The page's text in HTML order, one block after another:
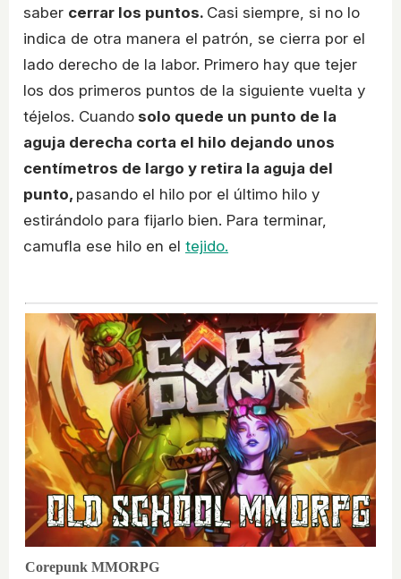
saber cerrar los puntos. Casi siempre, si no lo
indica de otra manera el patrón, se cierra por el
lado derecho de la labor. Primero hay que tejer
los dos primeros puntos de la siguiente vuelta y
téjelos. Cuando solo quede un punto de la
aguja derecha corta el hilo dejando unos
centímetros de largo y retira la aguja del
punto, pasando el hilo por el último hilo y
estirándolo para fijarlo bien. Para terminar,
camufla ese hilo en el tejido.
Corepunk MMORPG